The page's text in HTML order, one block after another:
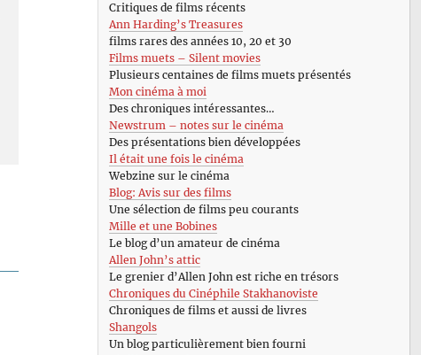
Critiques de films récents
Ann Harding’s Treasures
films rares des années 10, 20 et 30
Films muets – Silent movies
Plusieurs centaines de films muets présentés
Mon cinéma à moi
Des chroniques intéressantes…
Newstrum – notes sur le cinéma
Des présentations bien développées
Il était une fois le cinéma
Webzine sur le cinéma
Blog: Avis sur des films
Une sélection de films peu courants
Mille et une Bobines
Le blog d’un amateur de cinéma
Allen John’s attic
Le grenier d’Allen John est riche en trésors
Chroniques du Cinéphile Stakhanoviste
Chroniques de films et aussi de livres
Shangols
Un blog particulièrement bien fourni